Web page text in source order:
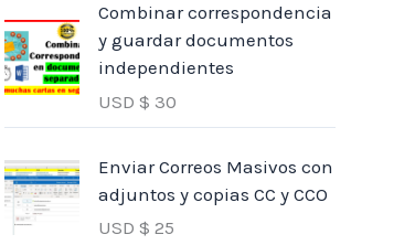
Combinar correspondencia
y guardar documentos
independientes
USD $ 30
Enviar Correos Masivos con
adjuntos y copias CC y CCO
USD $ 25